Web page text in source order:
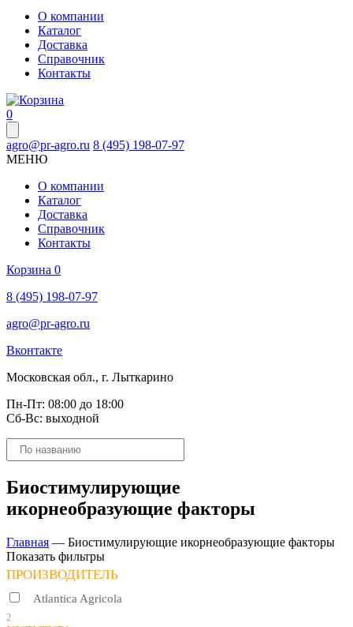
О компании
Каталог
Доставка
Справочник
Контакты
0
agro@pr-agro.ru 8 (495) 198-07-97
МЕНЮ
О компании
Каталог
Доставка
Справочник
Контакты
Корзина 0
8 (495) 198-07-97
agro@pr-agro.ru
Вконтакте
Московская обл., г. Лыткарино
Пн-Пт: 08:00 до 18:00
Сб-Вс: выходной
Поиск
товаров
Биостимулирующие
икорнеобразующие факторы
Главная — Биостимулирующие икорнеобразующие факторы
Показать фильтры
ПРОИЗВОДИТЕЛЬ
Atlantica Agricola
2